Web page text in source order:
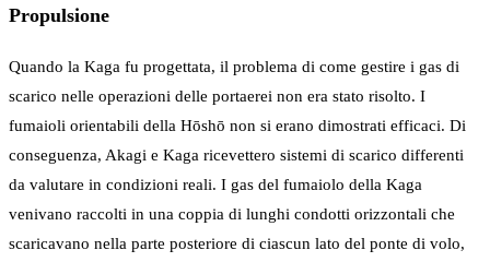
Propulsione
Quando la Kaga fu progettata, il problema di come gestire i gas di
scarico nelle operazioni delle portaerei non era stato risolto. I
fumaioli orientabili della Hōshō non si erano dimostrati efficaci. Di
conseguenza, Akagi e Kaga ricevettero sistemi di scarico differenti
da valutare in condizioni reali. I gas del fumaiolo della Kaga
venivano raccolti in una coppia di lunghi condotti orizzontali che
scaricavano nella parte posteriore di ciascun lato del ponte di volo,